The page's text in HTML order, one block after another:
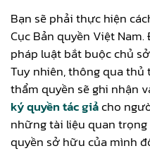
Bạn sẽ phải thực hiện
Cục Bản quyền Việt
pháp luật bắt buộc chủ
Tuy nhiên, thông qua thủ
thẩm quyền sẽ ghi nhận
ký quyền tác giảcho
những tài liệu quan
quyền sở hữu của mình